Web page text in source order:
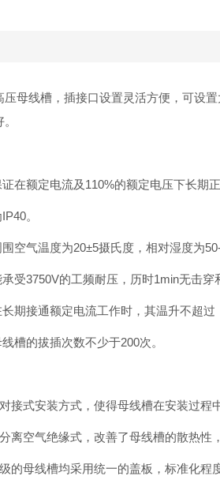
压母线槽，插接口设置灵活方便，可设
在额定电流及110%的额定电压下长期
。
空气温度为20±5摄氏度，相对湿度为
受3750V的工频耐压，历时1min无击穿
期接通额定电流工作时，其温升不超
槽的拔插次数不少于200次。
接式安装方式，使得母线槽在安装过
离空气绝缘式，改善了母线槽的散热
的母线槽均采用统一的盖板，标准化程